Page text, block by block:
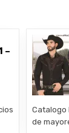
–
Catalogo
de